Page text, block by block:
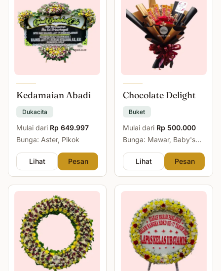
Kedamaian Abadi
Dukacita
Mulai dari Rp 649.997
Bunga: Aster, Pikok
Lihat Pesan
Chocolate Delight
Buket
Mulai dari Rp 500.000
Bunga: Mawar, Baby's
Lihat
Pesan